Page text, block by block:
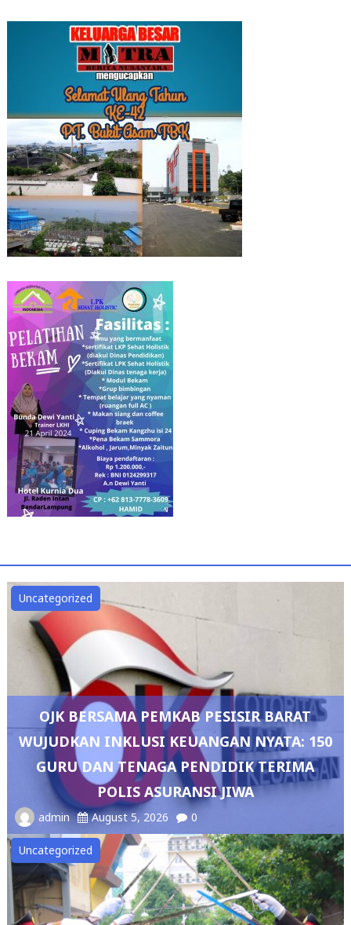
Uncategorized
OJK BERSAMA PEMKAB PESISIR BARAT
WUJUDKAN INKLUSI KEUANGAN NYATA: 150
GURU DAN TENAGA PENDIDIK TERIMA
POLIS ASURANSI JIWA
admin August 5, 2026 0
Uncategorized